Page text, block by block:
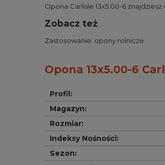
Opona Carlisle 13x5.00-6
Zobacz też
Zastosowanie: opony rolnicze
Opona 13x5.00-6
Profil:
Magazyn:
Rozmiar:
Indeksy Nośności:
Sezon: